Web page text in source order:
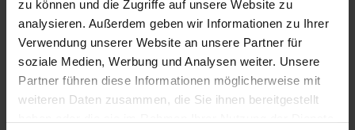
zu können und die Zugriffe auf unsere Website zu
analysieren. Außerdem geben wir Informationen zu Ihrer
Verwendung unserer Website an unsere Partner für
soziale Medien, Werbung und Analysen weiter. Unsere
Partner führen diese Informationen möglicherweise mit
weiteren Daten zusammen, die Sie ihnen bereitgestellt
29.99 15.00
Ausgewählte Größe: Onesize
Lieferung in: 1–2 Arbeitstagen